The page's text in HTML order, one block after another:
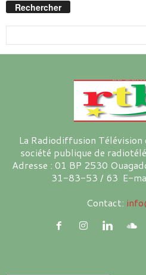
Rechercher
La Radiodiffusion
société publique de
Adresse : 01 BP 2530
31-83-53 / 63 E-
Contact: